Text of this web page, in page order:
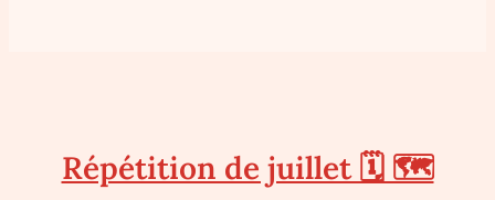
Répétition de juillet 🗓 🗺